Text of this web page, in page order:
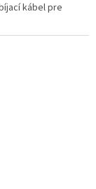
kábel pre